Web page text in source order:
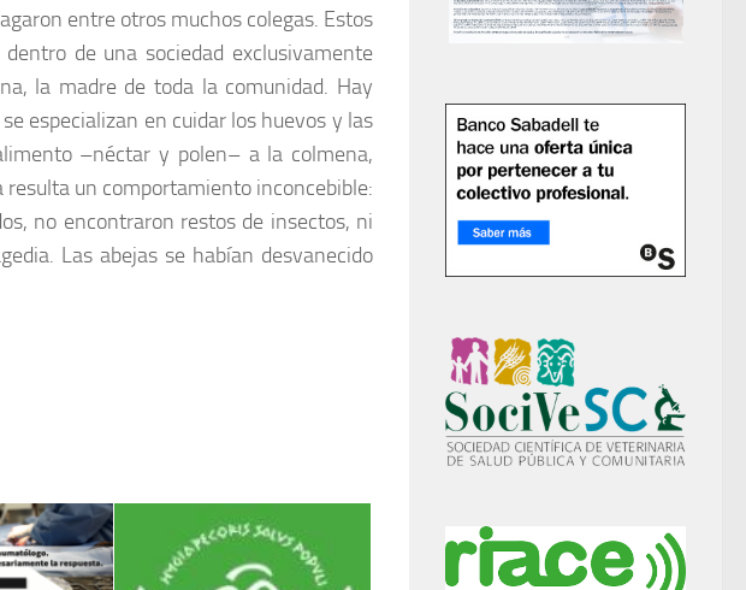
entre otros muchos colegas. Estos
de una sociedad exclusivamente
la madre de toda la comunidad. Hay
especializan en cuidar los huevos y las
–néctar y polen– a la colmena,
un comportamiento inconcebible:
no encontraron restos de insectos, ni
Las abejas se habían desvanecido